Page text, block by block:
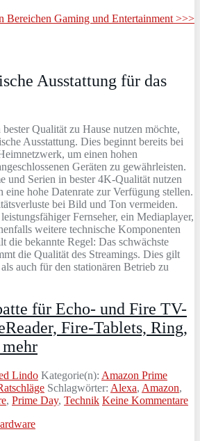
Bereichen Gaming und Entertainment >>>
Ausstattung für das
Qualität zu Hause nutzen möchte,
Ausstattung. Dies beginnt bereits bei
um einen hohen
Geräten zu gewährleisten.
und Serien in bester 4K-Qualität nutzen
eine hohe Datenrate zur Verfügung stellen.
bei Bild und Ton vermeiden.
Fernseher, ein Mediaplayer,
weitere technische Komponenten
die bekannte Regel: Das schwächste
die Qualität des Streamings. Dies gilt
auch für den stationären Betrieb zu
für Echo- und Fire TV-
Fire-Tablets, Ring,
Lindo Kategorie(n): Amazon Prime
Schlagwörter: Alexa, Amazon,
, Prime Day, Technik Keine Kommentare